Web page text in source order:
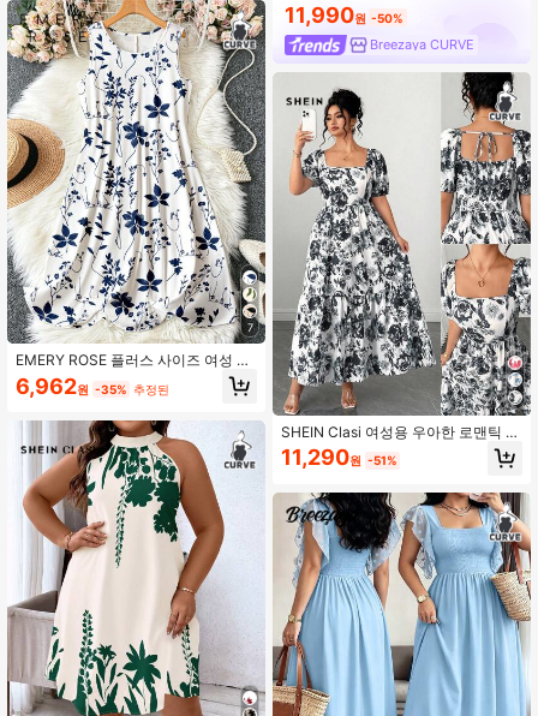
7
EMERY ROSE 플러스 사이즈 여성 식
물 프린트 라운드 넥 민소매 루즈 캐주
얼 드레스 여성 플로럴 여름 드레스 보
트 플로럴 드레스 블루 앤 화이트 드레
스 여성 여름 선드레스 여성
6,962원 -35% 추정된
11,990원 -50%
Breezaya CURVE
SHEIN Clasi 여성용 우아한 로맨틱 버
블 반팔 스퀘어 넥 플로럴 드레스
11,290원 -51%